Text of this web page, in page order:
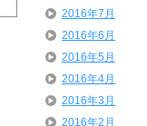
2016年7月
2016年6月
2016年5月
2016年4月
2016年3月
2016年2月